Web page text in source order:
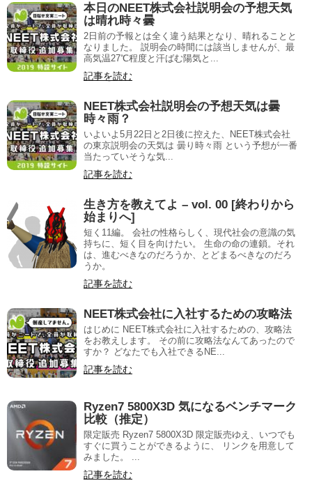
本日のNEET株式会社説明会の予想天気
は晴れ時々曇
2日前の予報とは全く違う結果となり、晴れることと
なりました。 説明会の時間には該当しませんが、最
高気温27℃程度と汗ばむ陽気と...
記事を読む
NEET株式会社説明会の予想天気は曇
時々雨？
いよいよ5月22日と2日後に控えた、NEET株式会社
の東京説明会の天気は 曇り時々雨 という予想が一番
当たっていそうな気...
記事を読む
生き方を教えてよ – vol. 00 [終わりから
始まりへ]
短く11編。 会社の性格らしく、現代社会の意識の気
持ちに、短く目を向けたい。 生命の命の連鎖。それ
は、進むべきなのだろうか、とどまるべきなのだろ
うか。
記事を読む
NEET株式会社に入社するための攻略法
はじめに NEET株式会社に入社するための、攻略法
をお教えします。 その前に攻略法なんてあったので
すか？ どなたでも入社できるNE...
記事を読む
Ryzen7 5800X3D 気になるベンチマーク
比較（推定）
限定販売 Ryzen7 5800X3D 限定販売ゆえ、いつでも
すぐに買うことができるように、 リンクを用意して
みました。 ...
記事を読む